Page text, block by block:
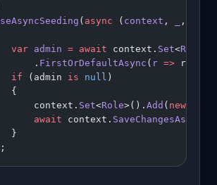
( async ( context , ,
var
admin = await context. Set<Role
.
FirstOrDefaultAsync ( r =>
if
(admin is null )
{
context.
Set<Role>(). Add ( new
await
context. SaveChangesAsync
}